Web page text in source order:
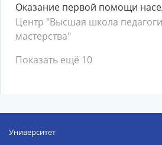
Оказание первой помощи
Центр "Высшая школа
мастерства"
Показать ещё 10
Университет